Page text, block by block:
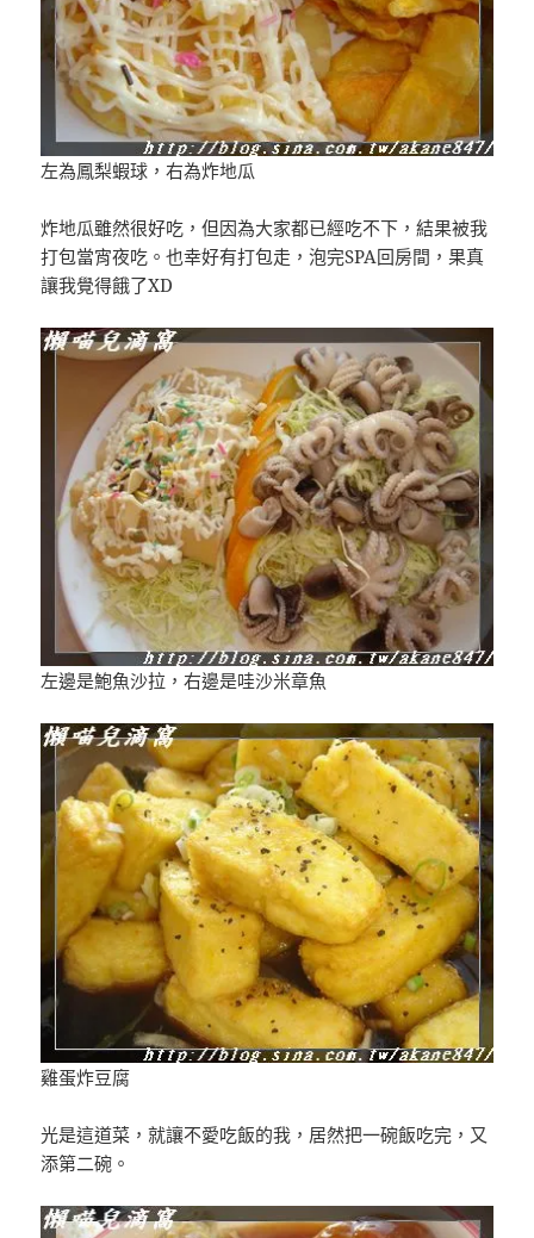
左為鳳梨蝦球，右為炸地瓜
炸地瓜雖然很好吃，但因為大家都已經吃不下，結果被我
打包當宵夜吃。也幸好有打包走，泡完SPA回房間，果真
讓我覺得餓了XD
左邊是鮑魚沙拉，右邊是哇沙米章魚
雞蛋炸豆腐
光是這道菜，就讓不愛吃飯的我，居然把一碗飯吃完，又
添第二碗。